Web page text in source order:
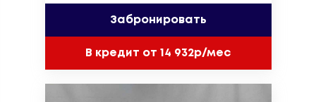
Забронировать
В кредит от 14 932р/мес